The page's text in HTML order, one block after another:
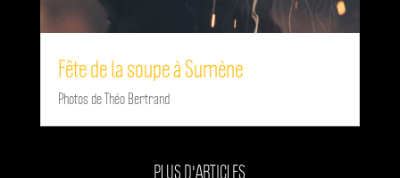
Fête de la soupe à Sumène
Photos de Théo Bertrand
PLUS D'ARTICLES